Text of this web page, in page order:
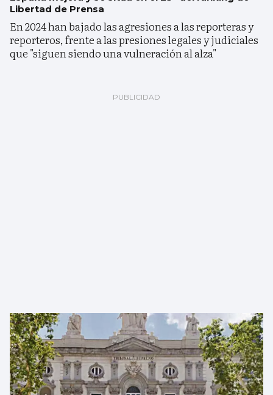
Libertad de Prensa
En 2024 han bajado las agresiones a las reporteras y
reporteros, frente a las presiones legales y judiciales
que "siguen siendo una vulneración al alza"